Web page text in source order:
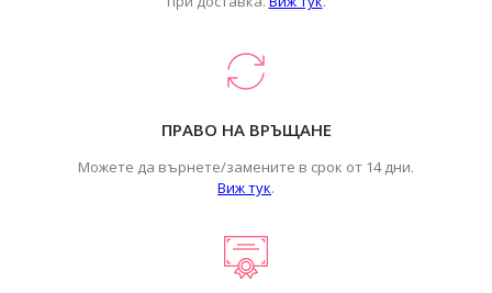
ПРАВО НА ВРЪЩАНЕ
Можете да върнете/замените в срок от 14 дни.
Виж тук.